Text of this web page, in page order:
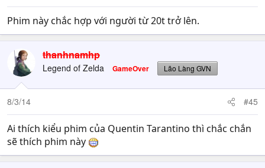
Phim này chắc hợp với người từ 20t trở lên.
thanhnamhp
Legend of Zelda GameOver Lão Làng GVN
8/3/14 #45
Ai thích kiểu phim của Quentin Tarantino thì chắc chắn
sẽ thích phim này